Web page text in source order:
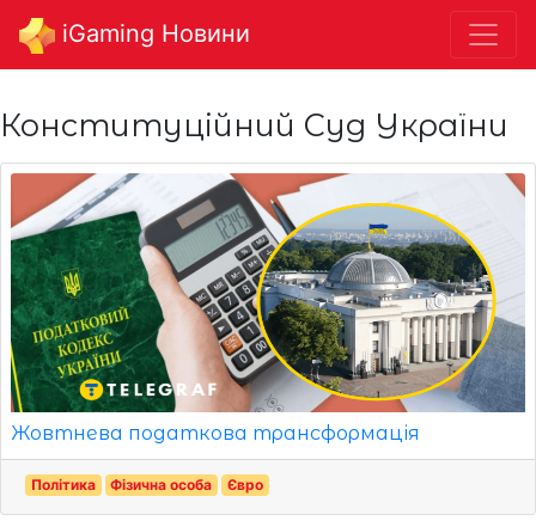
iGaming Новини
Конституційний Суд України
Жовтнева податкова трансформація
Політика Фізична особа Євро